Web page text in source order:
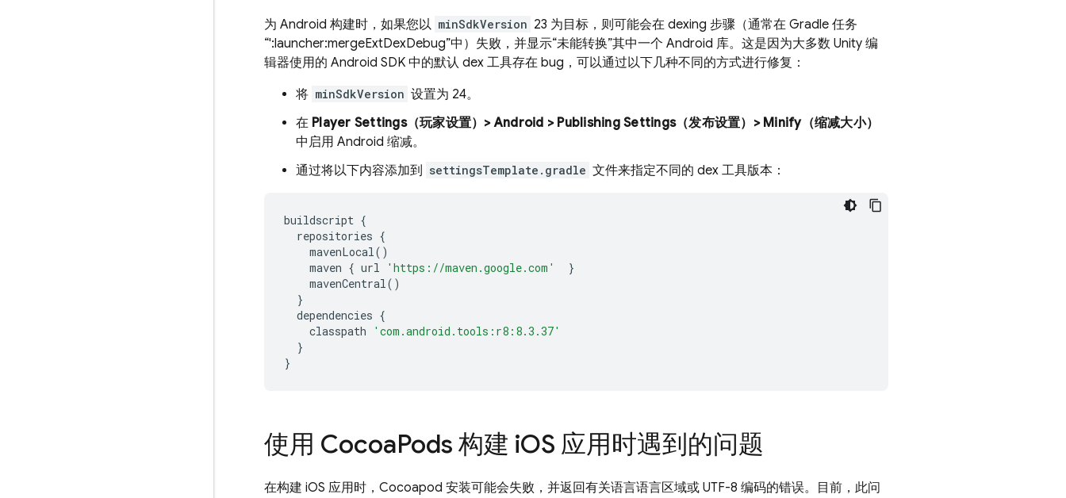
为 Android 构建时，如果您以 minSdkVersion 23 为目标，则可能会在 dexing 步骤（通常在 Gradle 任务
“':launcher:mergeExtDexDebug”中）失败，并显示“未能转换”其中一个 Android 库。这是因为大多数 Unity 编
辑器使用的 Android SDK 中的默认 dex 工具存在 bug，可以通过以下几种不同的方式进行修复：
将 minSdkVersion 设置为 24。
在 Player Settings（玩家设置）> Android > Publishing Settings（发布设置）> Minify（缩减大小）
中启用 Android 缩减。
通过将以下内容添加到 settingsTemplate.gradle 文件来指定不同的 dex 工具版本：
buildscript {
repositories {
mavenLocal()
maven { url 'https://maven.google.com'
}
mavenCentral()
}
dependencies {
classpath
'com.android.tools:r8:8.3.37'
}
}
使用 CocoaPods 构建 iOS 应用时遇到的问题
在构建 iOS 应用时，Cocoapod 安装可能会失败，并返回有关语言语言区域或 UTF-8 编码的错误。目前，此问